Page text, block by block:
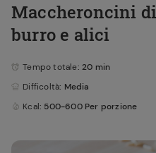
Maccheroncini
burro e alici
Tempo totale: 20 min
Difficoltà: Media
Kcal: 500-600 Per porzione